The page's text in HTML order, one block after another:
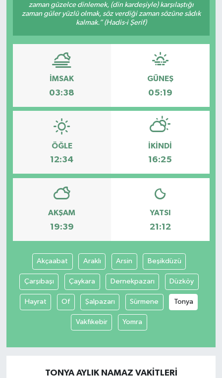
zaman güzelce dinlemek, (din kardeşiyle) karşılaştığı
zaman güler yüzlü olmak, söz verdiği zaman sözüne sâdık
kalmak.” (Hadis-i Şerif)
İMSAK
03:38
GÜNEŞ
05:19
ÖĞLE
12:34
İKINDI
16:25
AKŞAM
19:39
YATSI
21:12
Akçaabat Araklı Arsin Beşikdüzü
Çarşıbaşı Çaykara Dernekpazarı Düzköy
Hayrat Of Şalpazarı Sürmene Tonya
Vakfıkebir Yomra
TONYA AYLIK NAMAZ VAKITLERI